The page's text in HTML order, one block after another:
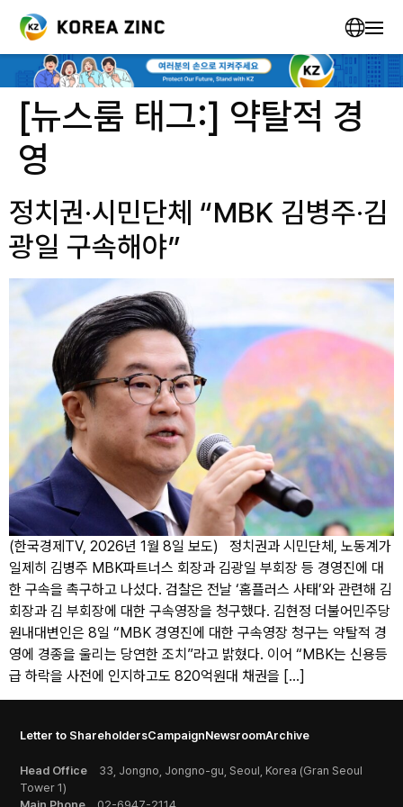
[뉴스룸 태그:] 약탈적 경
영
정치권·시민단체 “MBK 김병주·김
광일 구속해야”
(한국경제TV, 2026년 1월 8일 보도) 정치권과 시민단체, 노동계가
일제히 김병주 MBK파트너스 회장과 김광일 부회장 등 경영진에 대
한 구속을 촉구하고 나섰다. 검찰은 전날 ‘홈플러스 사태’와 관련해 김
회장과 김 부회장에 대한 구속영장을 청구했다. 김현정 더불어민주당
원내대변인은 8일 “MBK 경영진에 대한 구속영장 청구는 약탈적 경
영에 경종을 울리는 당연한 조치”라고 밝혔다. 이어 “MBK는 신용등
급 하락을 사전에 인지하고도 820억원대 채권을 […]
Letter to ShareholdersCampaignNewsroomArchive
Head Office
33, Jongno, Jongno-gu, Seoul, Korea (Gran Seoul
Tower 1)